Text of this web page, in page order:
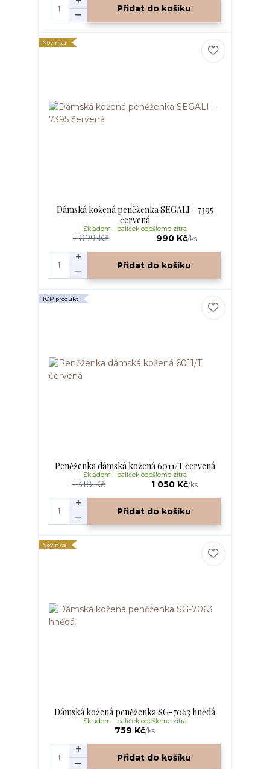
Přidat do košíku
Novinka
Dámská kožená peněženka SEGALI - 7395
červená
1 099 Kč 990 Kč/ks
Skladem - balíček odešleme zítra
Přidat do košíku
TOP produkt
Peněženka dámská kožená 6011/T červená
1 318 Kč 1 050 Kč/ks
Skladem - balíček odešleme zítra
Přidat do košíku
Novinka
Dámská kožená peněženka SG-7063 hnědá
759 Kč/ks
Skladem - balíček odešleme zítra
Přidat do košíku